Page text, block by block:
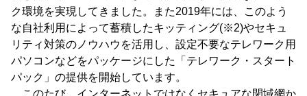
ク環境を実現してきました。また2019年には、このよう
な自社利用によって蓄積したキッティング(※2)やセキュ
リティ対策のノウハウを活用し、設定不要なテレワーク用
パソコンなどをパッケージにした「テレワーク・スタート
パック」の提供を開始しています。
このたび、インターネットではなくセキュアな閉域網か